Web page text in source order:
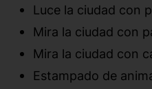
Luce la ciudad con
Mira la ciudad con
Mira la ciudad con
Estampado de